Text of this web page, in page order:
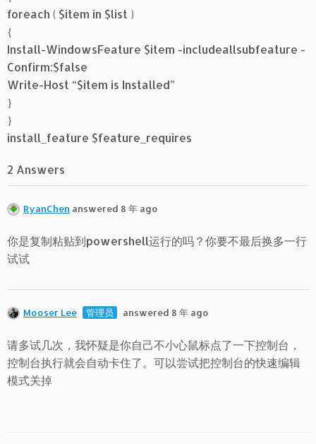
foreach ( $item in $list )
{
Install-WindowsFeature $item -includeallsubfeature -
Confirm:$false
Write-Host “$item is Installed”
}
}
install_feature $feature_requires
2 Answers
RyanChen answered 8 年 ago
你是复制粘贴到powershell运行的吗？你要不最后换多一行
试试
Mooser Lee 管理员 answered 8 年 ago
请多试几次，我怀疑是你自己不小心鼠标点了一下控制台，
控制台执行就会自动卡住了。可以尝试把控制台的快速编辑
模式关掉